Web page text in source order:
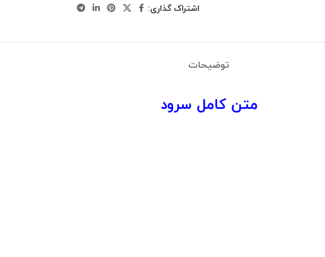
اشتراک گذاری:
توضیحات
متن کامل سرود